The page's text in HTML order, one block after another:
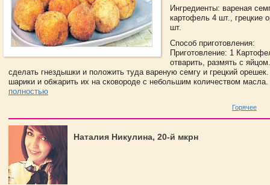
Ингредиенты: вареная
картофель 4 шт., грецкие
шт.
Способ приготовления:
Приготовление: 1
отварить, размять с
сделать гнездышки и положить туда вареную семгу и грецкий
шарики и обжарить их на сковороде с небольшим количеством
полностью
Горячее
Наталия Никулина, 20-й мкрн